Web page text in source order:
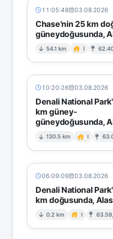
11:05:48 03.08.2026
Chase'nin 25 km
güneydoğusunda,
54.1 km I
10:20:26 03.08.2026
Denali National
km güney-
güneydoğusunda,
130.5 km I
06:09:09 03.08.2026
Denali National
km doğusunda,
0.2 km I